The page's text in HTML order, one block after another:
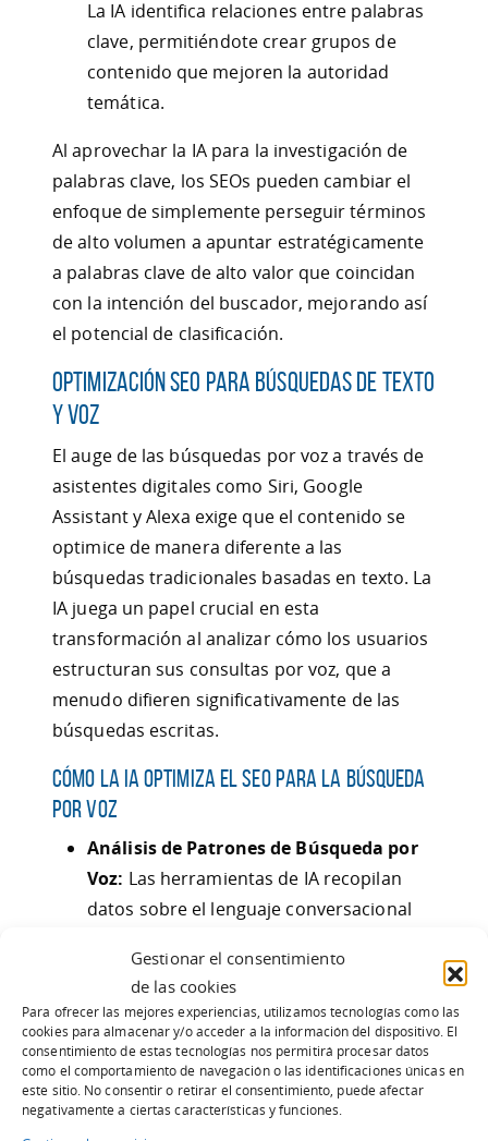
Gestionar el consentimiento
de las cookies
Para ofrecer las mejores experiencias, utilizamos tecnologías como las
cookies para almacenar y/o acceder a la información del dispositivo. El
consentimiento de estas tecnologías nos permitirá procesar datos
como el comportamiento de navegación o las identificaciones únicas en
este sitio. No consentir o retirar el consentimiento, puede afectar
negativamente a ciertas características y funciones.
La IA identifica relaciones entre palabras
clave, permitiéndote crear grupos de
contenido que mejoren la autoridad
temática.
Al aprovechar la IA para la investigación de
palabras clave, los SEOs pueden cambiar el
enfoque de simplemente perseguir términos
de alto volumen a apuntar estratégicamente
a palabras clave de alto valor que coincidan
con la intención del buscador, mejorando así
el potencial de clasificación.
Optimización SEO para Búsquedas de Texto
y Voz
El auge de las búsquedas por voz a través de
asistentes digitales como Siri, Google
Assistant y Alexa exige que el contenido se
optimice de manera diferente a las
búsquedas tradicionales basadas en texto. La
IA juega un papel crucial en esta
transformación al analizar cómo los usuarios
estructuran sus consultas por voz, que a
menudo difieren significativamente de las
búsquedas escritas.
Cómo la IA Optimiza el SEO para la Búsqueda
por Voz
Análisis de Patrones de Búsqueda por
Voz: Las herramientas de IA recopilan
datos sobre el lenguaje conversacional
estructurar contenido que coincida con
estos patrones. Esto incluye la creación
de respuestas concisas y directas que
probablemente aparezcan en fragmentos
destacados.
Mejora de Contenidos para Consultas